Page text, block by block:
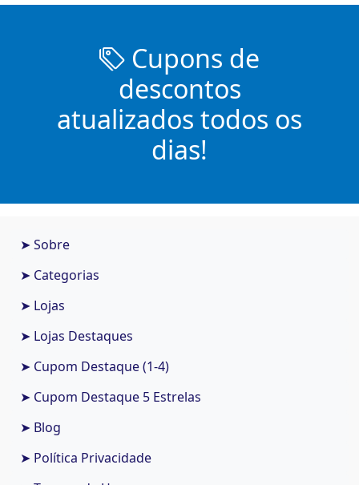
Cupons de
descontos
atualizados todos os
dias!
➤ Sobre
➤ Categorias
➤ Lojas
➤ Lojas Destaques
➤ Cupom Destaque (1-4)
➤ Cupom Destaque 5 Estrelas
➤ Blog
➤ Política Privacidade